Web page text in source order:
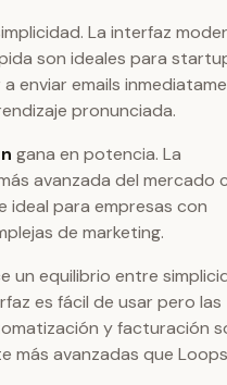
La interfaz
son ideales para
enviar emails
pronunciada.
gana en potencia. La
avanzada del mercado
ideal para empresas con
de marketing.
un equilibrio entre
es fácil de usar pero las
y facturación
más avanzadas que